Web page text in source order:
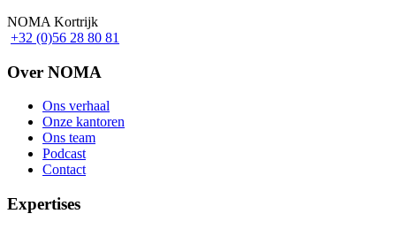
NOMA Kortrijk
+32 (0)56 28 80 81
Over NOMA
Footer
Ons verhaal
Onze kantoren
Ons team
Podcast
Contact
Expertises